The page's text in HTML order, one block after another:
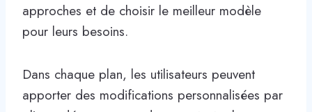
approches et de choisir le meilleur modèle
pour leurs besoins.
Dans chaque plan, les utilisateurs peuvent
apporter des modifications personnalisées par